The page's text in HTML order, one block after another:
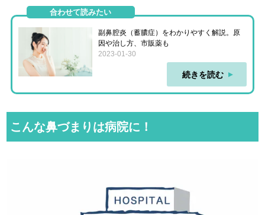
合わせて読みたい
副鼻腔炎（蓄膿症）をわかりやすく解説。原
因や治し方、市販薬も
2023-01-30
続きを読む
こんな鼻づまりは病院に！